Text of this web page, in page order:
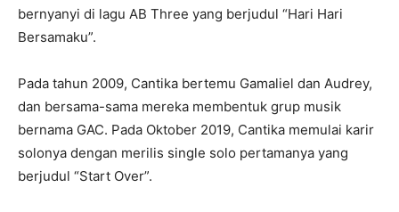
bernyanyi di lagu AB Three yang berjudul “Hari Hari
Bersamaku”.
Pada tahun 2009, Cantika bertemu Gamaliel dan Audrey,
dan bersama-sama mereka membentuk grup musik
bernama GAC. Pada Oktober 2019, Cantika memulai karir
solonya dengan merilis single solo pertamanya yang
berjudul “Start Over”.